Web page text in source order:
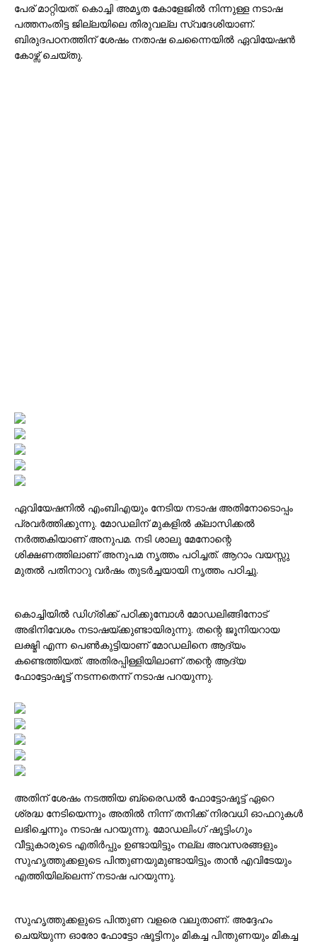
പേര് മാറ്റിയത്. കൊച്ചി അമൃത കോളേജിൽ നിന്നുള്ള നടാഷ
പത്തനംതിട്ട ജില്ലയിലെ തിരുവല്ല സ്വദേശിയാണ്.
ബിരുദപഠനത്തിന് ശേഷം നതാഷ ചെന്നൈയിൽ ഏവിയേഷൻ
കോഴ്സ് ചെയ്തു.
ഏവിയേഷനിൽ എംബിഎയും നേടിയ നടാഷ അതിനോടൊപ്പം
പ്രവർത്തിക്കുന്നു. മോഡലിന് മുകളിൽ ക്ലാസിക്കൽ
നർത്തകിയാണ് അനുപമ. നടി ശാലു മേനോന്റെ
ശിക്ഷണത്തിലാണ് അനുപമ നൃത്തം പഠിച്ചത്. ആറാം വയസ്സു
മുതൽ പതിനാറു വർഷം തുടർച്ചയായി നൃത്തം പഠിച്ചു.
കൊച്ചിയിൽ ഡിഗ്രിക്ക് പഠിക്കുമ്പോൾ മോഡലിങ്ങിനോട്
അഭിനിവേശം നടാഷയ്ക്കുണ്ടായിരുന്നു. തന്റെ ജൂനിയറായ
ലക്ഷ്മി എന്ന പെൺകുട്ടിയാണ് മോഡലിനെ ആദ്യം
കണ്ടെത്തിയത്. അതിരപ്പിള്ളിയിലാണ് തന്റെ ആദ്യ
ഫോട്ടോഷൂട്ട് നടന്നതെന്ന് നടാഷ പറയുന്നു.
അതിന് ശേഷം നടത്തിയ ബ്രൈഡൽ ഫോട്ടോഷൂട്ട് ഏറെ
ശ്രദ്ധ നേടിയെന്നും അതിൽ നിന്ന് തനിക്ക് നിരവധി ഓഫറുകൾ
ലഭിച്ചെന്നും നടാഷ പറയുന്നു. മോഡലിംഗ് ഷൂട്ടിംഗും
വീട്ടുകാരുടെ എതിർപ്പും ഉണ്ടായിട്ടും നല്ല അവസരങ്ങളും
സുഹൃത്തുക്കളുടെ പിന്തുണയുമുണ്ടായിട്ടും താൻ എവിടേയും
എത്തിയില്ലെന്ന് നടാഷ പറയുന്നു.
സുഹൃത്തുക്കളുടെ പിന്തുണ വളരെ വലുതാണ്. അദ്ദേഹം
ചെയ്യുന്ന ഓരോ ഫോട്ടോ ഷൂട്ടിനും മികച്ച പിന്തുണയും മികച്ച